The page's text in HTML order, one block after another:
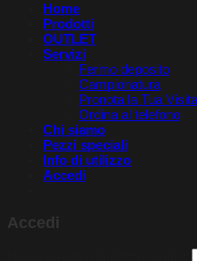
Home
Prodotti
OUTLET
Servizi
Fermo deposito
Campionatura
Pronota la Tua Visita​
Ordina al telefono
Chi siamo
Pezzi speciali
Info di utilizzo
Accedi
Accedi